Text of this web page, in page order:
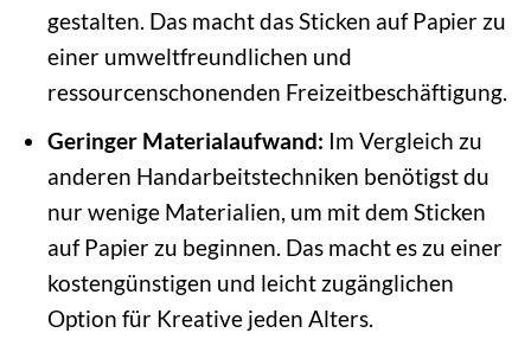
gestalten. Das macht das Sticken auf Papier zu
einer umweltfreundlichen und
ressourcenschonenden Freizeitbeschäftigung.
Geringer Materialaufwand: Im Vergleich zu
anderen Handarbeitstechniken benötigst du
nur wenige Materialien, um mit dem Sticken
auf Papier zu beginnen. Das macht es zu einer
kostengünstigen und leicht zugänglichen
Option für Kreative jeden Alters.